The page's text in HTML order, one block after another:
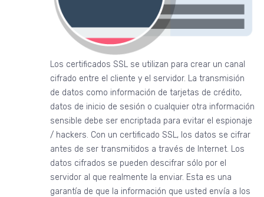
Los certificados SSL se utilizan para crear un canal
cifrado entre el cliente y el servidor. La transmisión
de datos como información de tarjetas de crédito,
datos de inicio de sesión o cualquier otra información
sensible debe ser encriptada para evitar el espionaje
/ hackers. Con un certificado SSL, los datos se cifrar
antes de ser transmitidos a través de Internet. Los
datos cifrados se pueden descifrar sólo por el
servidor al que realmente la enviar. Esta es una
garantía de que la información que usted envía a los